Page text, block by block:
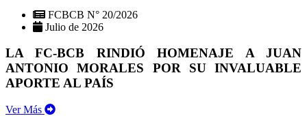
FCBCB N° 20/2026
Julio de 2026
LA FC-BCB RINDIÓ HOMENAJE A JUAN
ANTONIO MORALES POR SU INVALUABLE
APORTE AL PAÍS
Ver Más